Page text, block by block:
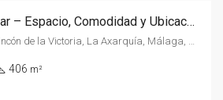
Pareado en Cotomar – Espacio, Comodidad y Ubicación Ideal
406 m²